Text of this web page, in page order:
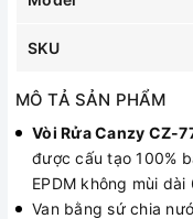
SKU
MÔ TẢ SẢN PHẨM
Vòi Rửa Canzy CZ-
được cấu tạo 100%
EPDM không mùi
Van bằng sứ chia